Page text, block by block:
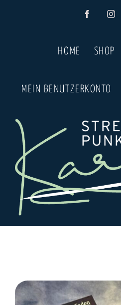
Facebook
HOME SHOP
MEIN BENUTZERKONTO